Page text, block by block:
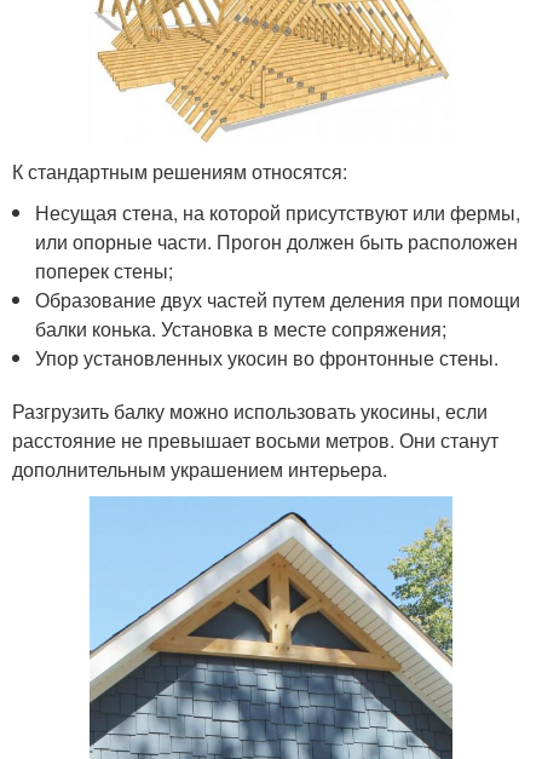
К стандартным решениям относятся:
Несущая стена, на которой присутствуют или фермы,
или опорные части. Прогон должен быть расположен
поперек стены;
Образование двух частей путем деления при помощи
балки конька. Установка в месте сопряжения;
Упор установленных укосин во фронтонные стены.
Разгрузить балку можно использовать укосины, если
расстояние не превышает восьми метров. Они станут
дополнительным украшением интерьера.